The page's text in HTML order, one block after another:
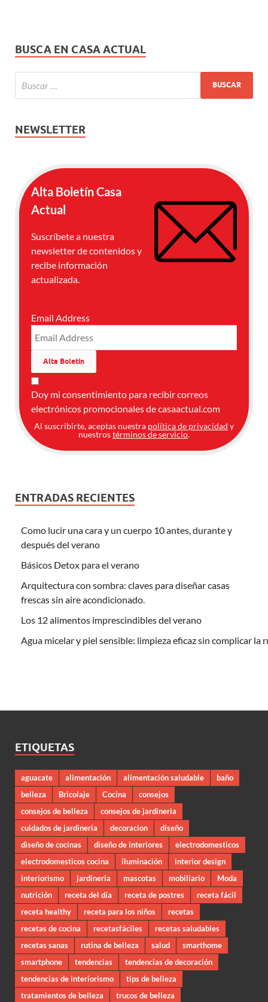
BUSCA EN CASA ACTUAL
NEWSLETTER
Alta Boletín Casa
Actual
Suscríbete a nuestra
newsletter de contenidos y
recibe información
actualizada.
Email Address
Doy mi consentimiento para recibir correos
electrónicos promocionales de casaactual.com
Al suscribirte, aceptas nuestra política de privacidad y
nuestrostérminos de servicio.
ENTRADAS RECIENTES
Como lucir una cara y un cuerpo 10 antes, durante y
después del verano
Básicos Detox para el verano
Arquitectura con sombra: claves para diseñar casas
frescas sin aire acondicionado.
Los 12 alimentos imprescindibles del verano
Agua micelar y piel sensible: limpieza eficaz sin complicar la
ETIQUETAS
aguacate alimentación alimentación saludable
baño
belleza
Bricolaje Cocina
consejos
consejos de belleza
consejos de jardineria
cuidados de jardineria
decoracion
diseño
diseño de cocinas
diseño de interiores
electrodomesticos
electrodomesticos cocina
iluminación
interior design
interiorismo
jardineria mascotas mobiliario
Moda
nutrición
receta del día receta de postres
receta fácil
receta healthy
receta para los niños
recetas
recetas de cocina
recetasfáciles
recetas saludables
recetas sanas
rutina de belleza salud
smarthome
smartphone
tendencias
tendencias de decoración
tendencias de interiorismo
tips de belleza
tratamientos de belleza
trucos de belleza